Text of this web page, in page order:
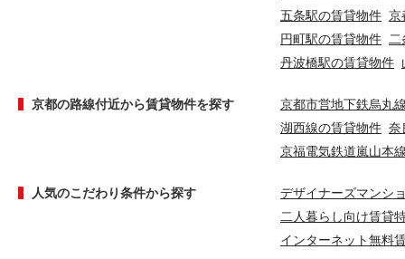
五条駅の賃貸物件 京
円町駅の賃貸物件
丹波橋駅の賃貸物件
京都の路線付近から賃貸物件を探す
京都市営地下鉄烏丸
湖西線の賃貸物件 奈
京福電気鉄道嵐山本
人気のこだわり条件から探す
デザイナーズマンシ
二人暮らし向け賃貸
インターネット無料